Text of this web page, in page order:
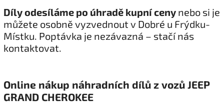
Díly odesíláme po úhradě kupní ceny nebo si je
můžete osobně vyzvednout v Dobré u Frýdku-
Místku. Poptávka je nezávazná – stačí nás
kontaktovat.
Online nákup náhradních dílů z vozů JEEP
GRAND CHEROKEE